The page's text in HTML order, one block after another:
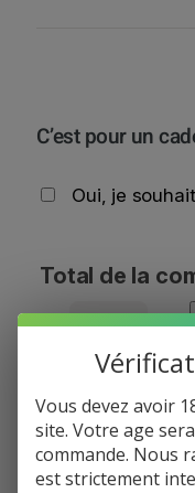
C’est pour un
Oui, je
Total de la
q
t
i
t
é
− +
Informations de
Informations de
Politique de
Vous devez avoir
site. Votre age
commande. Nous
est strictement